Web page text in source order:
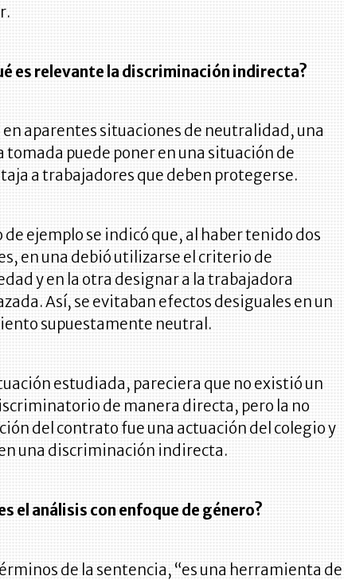
es relevante la discriminación indirecta?
en aparentes situaciones de neutralidad, una
tomada puede poner en una situación de
a trabajadores que deben protegerse.
de ejemplo se indicó que, al haber tenido dos
en una debió utilizarse el criterio de
y en la otra designar a la trabajadora
Así, se evitaban efectos desiguales en un
supuestamente neutral.
estudiada, pareciera que no existió un
de manera directa, pero la no
del contrato fue una actuación del colegio y
una discriminación indirecta.
el análisis con enfoque de género?
de la sentencia, “es una herramienta de